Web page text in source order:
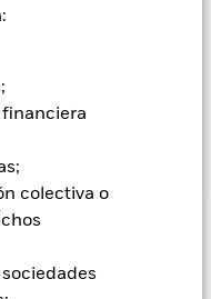
colectiva o
del mercado
valores relacionados
financieros derivados
se basan en uno o
en Riesgo.
de ellas pueden